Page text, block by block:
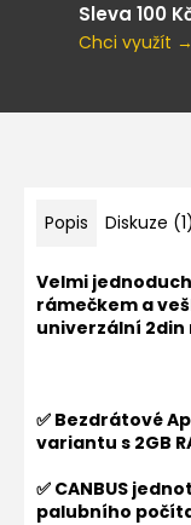
Sleva 100
Chci využít →
Popis Diskuze (1)
Velmi
rámečkem a
univerzální
✅ Bezdrátové
variantu s 2GB
✅ CANBUS
palubního